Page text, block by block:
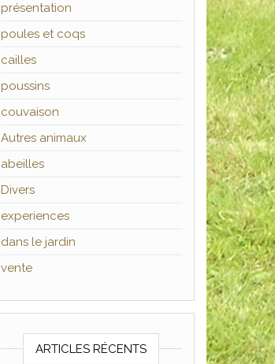
présentation
poules et coqs
cailles
poussins
couvaison
Autres animaux
abeilles
Divers
experiences
dans le jardin
vente
ARTICLES RÉCENTS